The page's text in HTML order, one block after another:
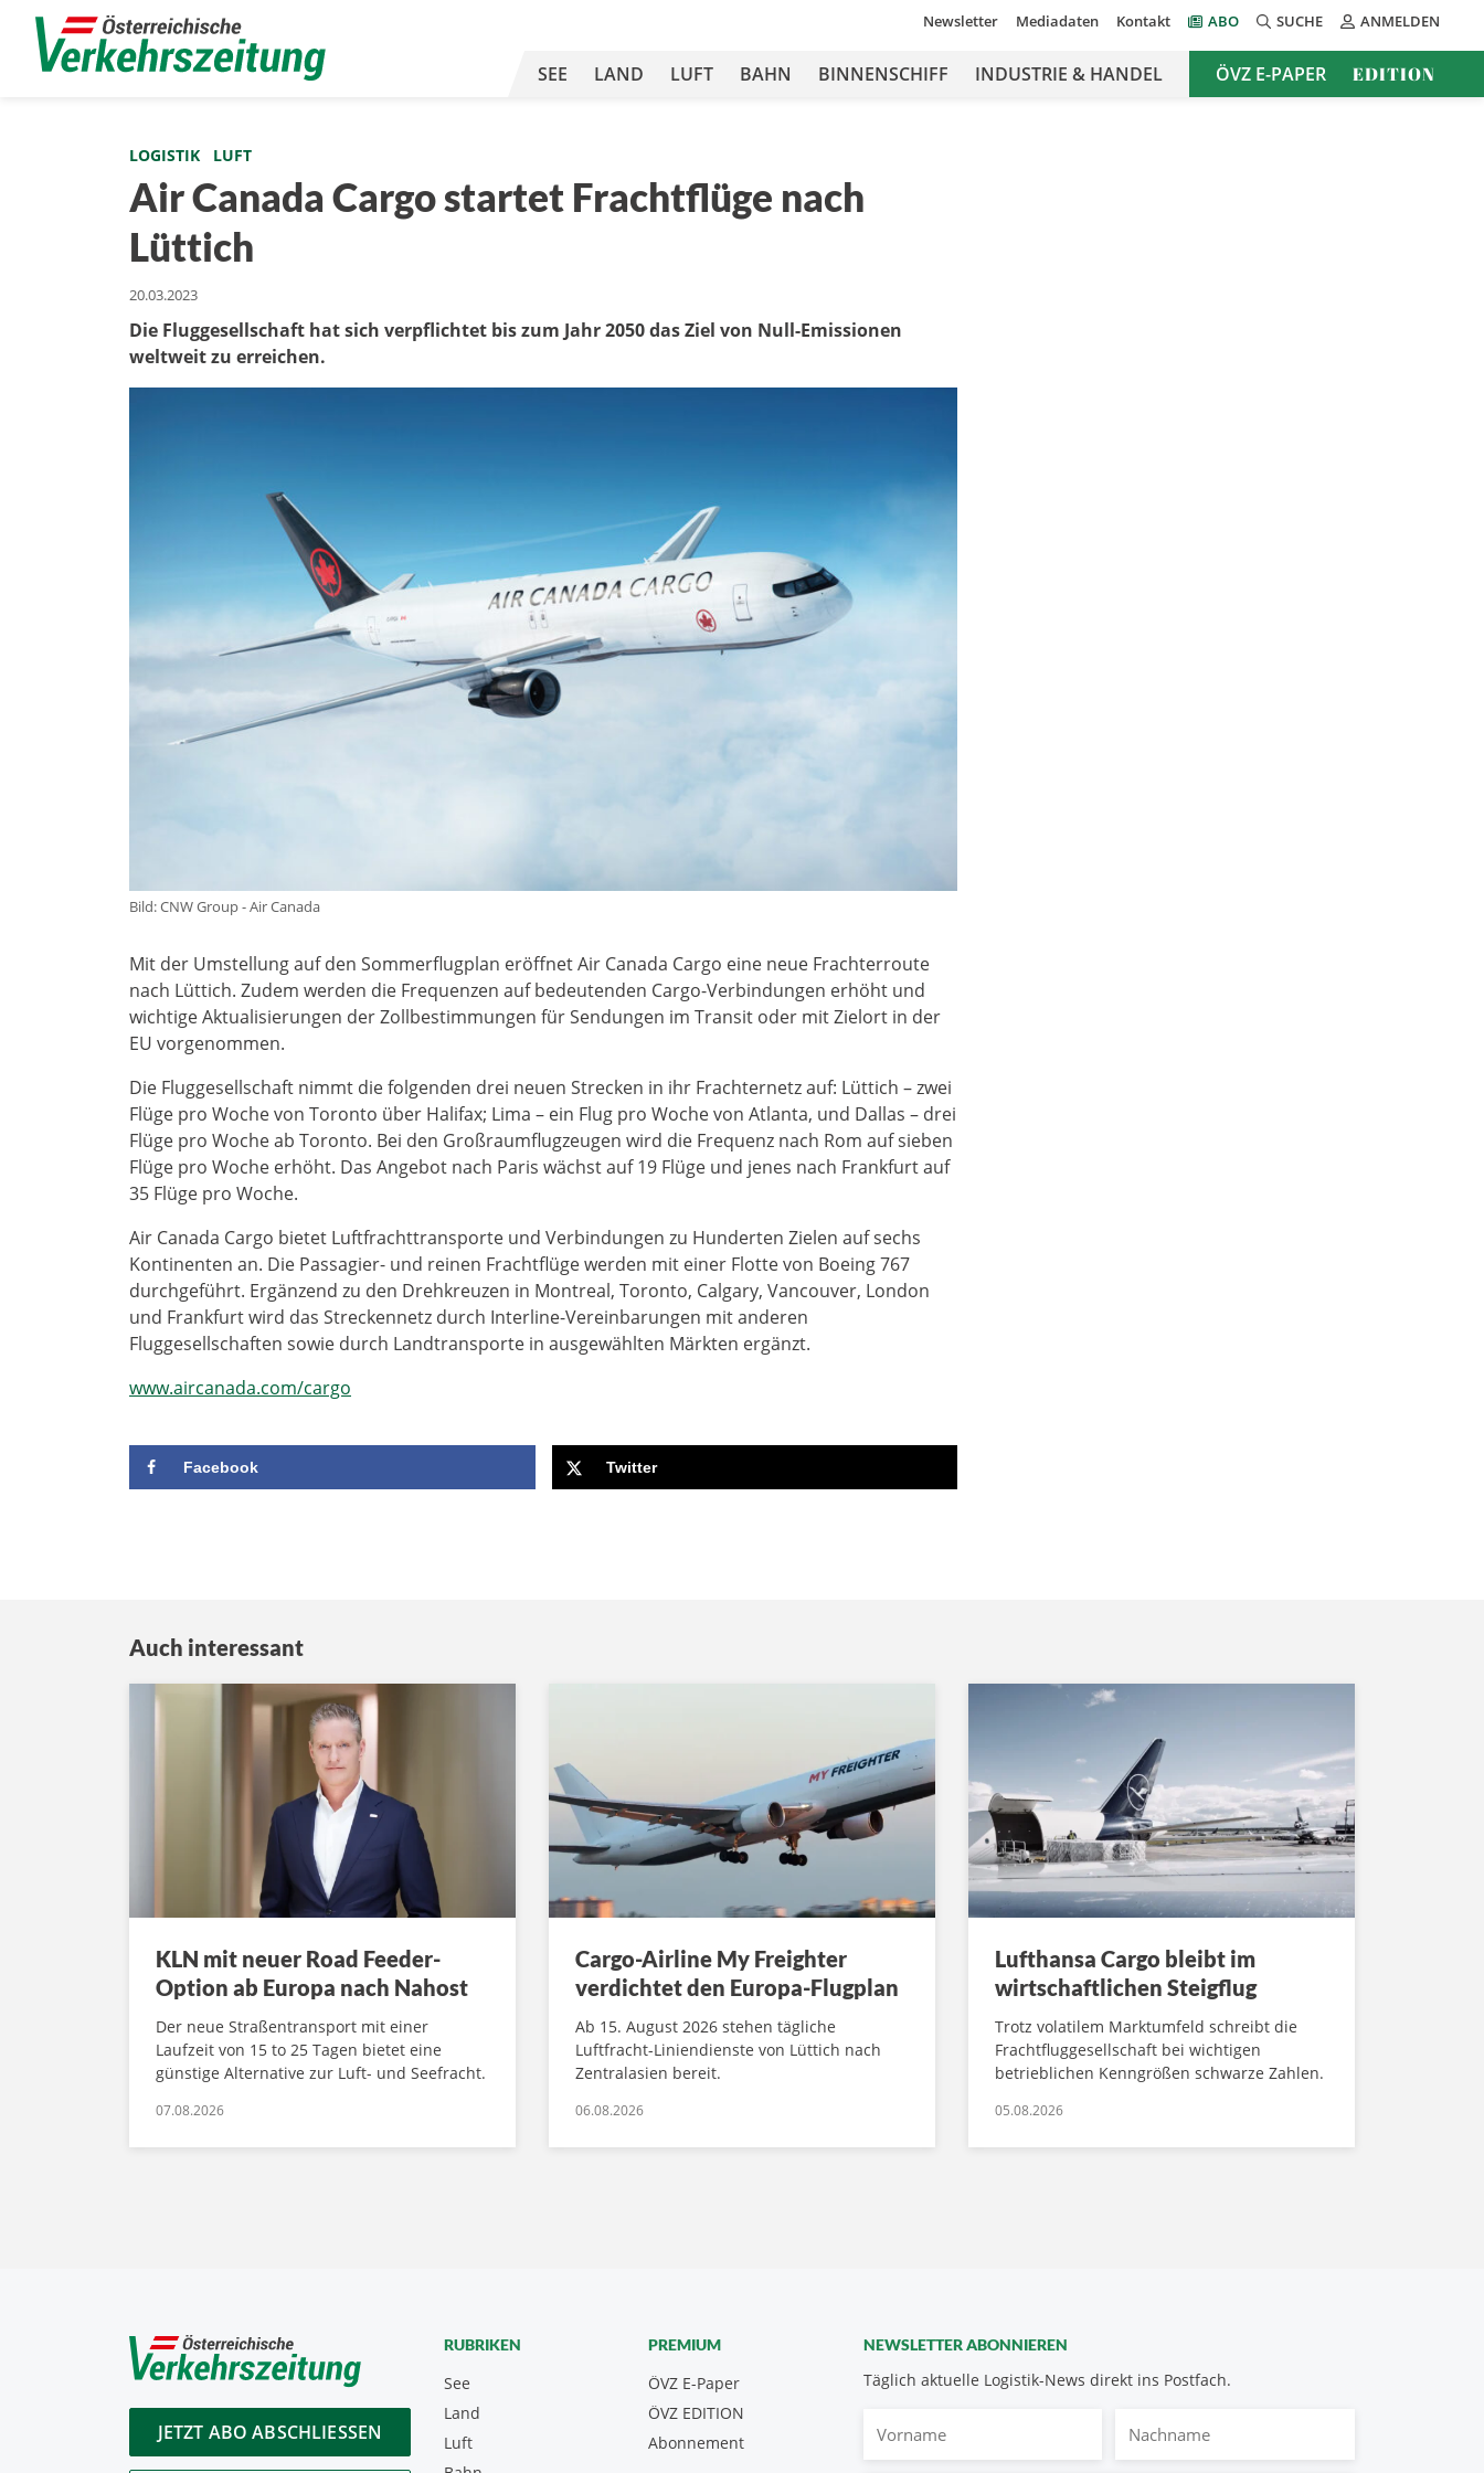
Newsletter Mediadaten Kontakt ABO SUCHE ANMELDEN
SEE LAND LUFT BAHN BINNENSCHIFF INDUSTRIE & HANDEL ÖVZ E-PAPER EDITION
LOGISTIK LUFT
Air Canada Cargo startet Frachtflüge nach
Lüttich
20.03.2023
Die Fluggesellschaft hat sich verpflichtet bis zum Jahr 2050 das Ziel von Null-Emissionen
weltweit zu erreichen.
Bild: CNW Group - Air Canada
Mit der Umstellung auf den Sommerflugplan eröffnet Air Canada Cargo eine neue Frachterroute
nach Lüttich. Zudem werden die Frequenzen auf bedeutenden Cargo-Verbindungen erhöht und
wichtige Aktualisierungen der Zollbestimmungen für Sendungen im Transit oder mit Zielort in der
EU vorgenommen.
Die Fluggesellschaft nimmt die folgenden drei neuen Strecken in ihr Frachternetz auf: Lüttich – zwei
Flüge pro Woche von Toronto über Halifax; Lima – ein Flug pro Woche von Atlanta, und Dallas – drei
Flüge pro Woche ab Toronto. Bei den Großraumflugzeugen wird die Frequenz nach Rom auf sieben
Flüge pro Woche erhöht. Das Angebot nach Paris wächst auf 19 Flüge und jenes nach Frankfurt auf
35 Flüge pro Woche.
Air Canada Cargo bietet Luftfrachttransporte und Verbindungen zu Hunderten Zielen auf sechs
Kontinenten an. Die Passagier- und reinen Frachtflüge werden mit einer Flotte von Boeing 767
durchgeführt. Ergänzend zu den Drehkreuzen in Montreal, Toronto, Calgary, Vancouver, London
und Frankfurt wird das Streckennetz durch Interline-Vereinbarungen mit anderen
Fluggesellschaften sowie durch Landtransporte in ausgewählten Märkten ergänzt.
www.aircanada.com/cargo
Facebook Twitter
Auch interessant
KLN mit neuer Road Feeder-
Option ab Europa nach Nahost
Der neue Straßentransport mit einer
Laufzeit von 15 to 25 Tagen bietet eine
günstige Alternative zur Luft- und Seefracht.
07.08.2026
Cargo-Airline My Freighter
verdichtet den Europa-Flugplan
Ab 15. August 2026 stehen tägliche
Luftfracht-Liniendienste von Lüttich nach
Zentralasien bereit.
06.08.2026
Lufthansa Cargo bleibt im
wirtschaftlichen Steigflug
Trotz volatilem Marktumfeld schreibt die
Frachtfluggesellschaft bei wichtigen
betrieblichen Kenngrößen schwarze Zahlen.
05.08.2026
JETZT ABO ABSCHLIESSEN
NEWSLETTER ABONNIEREN
Täglich aktuelle Logistik-News direkt ins Postfach.
RUBRIKEN
See
Land
Luft
PREMIUM
ÖVZ E-Paper
Abonnement
ÖVZ EDITION